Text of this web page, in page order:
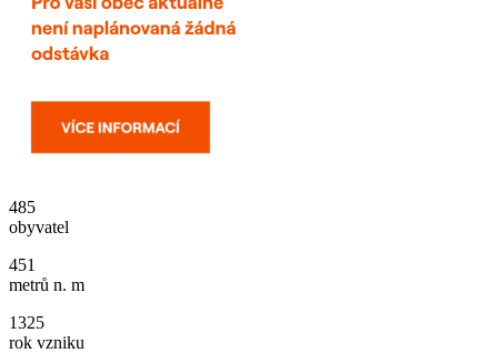
485
obyvatel
451
metrů n. m
1325
rok vzniku